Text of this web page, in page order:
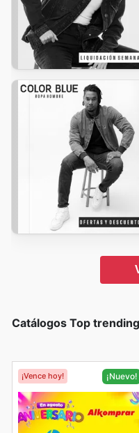
Catálogos Top trending
¡Vence hoy! ¡Nuevo!